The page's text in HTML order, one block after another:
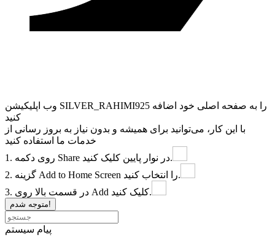
وب ‌اپلیکیشن SILVER_RAHIMI925 را به صفحه اصلی خود اضافه
کنید
با این کار، می‌توانید برای همیشه و بدون نیاز به بروز ‌رسانی از
خدمات ما استفاده کنید
Share
در نوار پایین کلیک کنید.
Add to Home Screen
را انتخاب کنید.
Add کلیک کنید.
متوجه شدم!
پیام سیستم